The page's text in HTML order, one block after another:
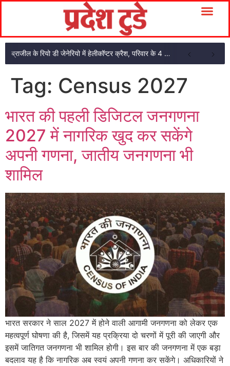
ब्राजील के रियो डी जेनेरियो में हेलीकॉप्टर क्रैश, परिवार के 4 सदस्यों की मौत
Tag: Census 2027
भारत की पहली डिजिटल जनगणना
2027 में नागरिक खुद कर सकेंगे
अपनी गणना, जातीय जनगणना भी
शामिल
भारत सरकार ने साल 2027 में होने वाली आगामी जनगणना को लेकर एक
महत्वपूर्ण घोषणा की है, जिसमें यह प्रक्रिया दो चरणों में पूरी की जाएगी और
इसमें जातिगत जनगणना भी शामिल होगी। इस बार की जनगणना में एक बड़ा
बदलाव यह है कि नागरिक अब स्वयं अपनी गणना कर सकेंगे। अधिकारियों ने